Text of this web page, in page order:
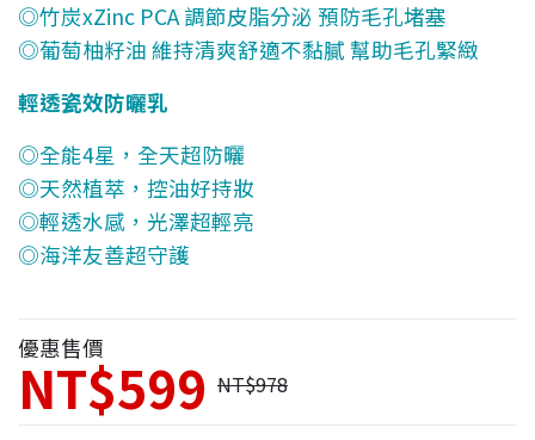
◎竹炭xZinc PCA 調節皮脂分泌 預防毛孔堵塞
◎葡萄柚籽油 維持清爽舒適不黏膩 幫助毛孔緊緻
輕透瓷效防曬乳
◎全能4星，全天超防曬
◎天然植萃，控油好持妝
◎輕透水感，光澤超輕亮
◎海洋友善超守護
優惠售價
NT$599 NT$978